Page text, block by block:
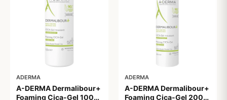
ADERMA
A-DERMA Dermalibour+
Foaming Cica-Gel 100
ADERMA
A-DERMA Dermalibour+
Foaming Cica-Gel 200